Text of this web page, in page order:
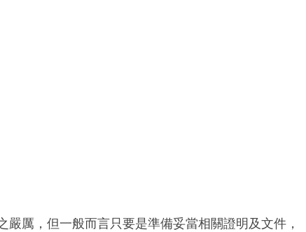
厲，但一般而言只要是準備妥當相關證明及文件，